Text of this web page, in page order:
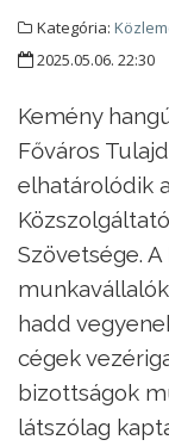
Kategória:
2025.05.06. 22:30
Kemény
Főváros
elhatárolódik
Szövetsége.
hadd
cégek
bizottságok
látszólag